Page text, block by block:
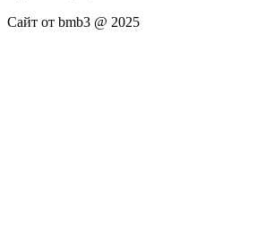
Сайт от bmb3 @ 2025